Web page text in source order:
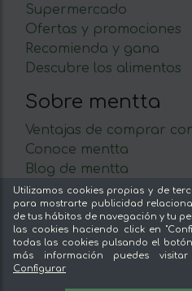
Supermercado
Ofertas y promociones
Recomienda y gana
Descubre los alimentos
Sobre mentta
Ventajas de comprar
Conoce mentta
Blog de mentta
Vende en mentta
Fidelización
Preguntas frecuentes
Legal
Utilizamos cookies propias y de
para mostrarte publicidad
de tus hábitos de navegación y tu
las cookies haciendo click en
todas las cookies pulsando el
más información puedes
Configurar